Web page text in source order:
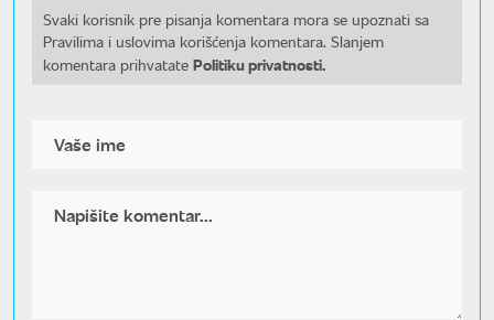
Svaki korisnik pre pisanja komentara mora se upoznati sa
Pravilima i uslovima korišćenja komentara. Slanjem
komentara prihvatate Politiku privatnosti.